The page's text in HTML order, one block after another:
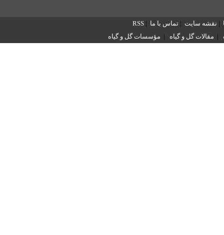
| نقشه سایت | تماس با ما |
RSS
| مقالات گل و گیاه | مؤسسات گل و گیاه